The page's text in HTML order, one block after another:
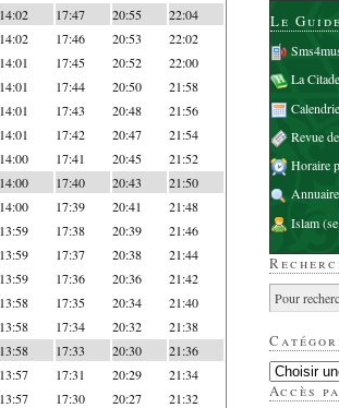
14:02 17:47 20:55 22:04
14:02 17:46 20:53 22:02
14:01 17:45 20:52 22:00
14:01 17:44 20:50 21:58
14:01 17:43 20:48 21:56
14:01 17:42 20:47 21:54
14:00 17:41 20:45 21:52
14:00 17:40 20:43 21:50
14:00 17:39 20:41 21:48
13:59 17:38 20:39 21:46
13:59 17:37 20:38 21:44
13:59 17:36 20:36 21:42
13:58 17:35 20:34 21:40
13:58 17:34 20:32 21:38
13:58 17:33 20:30 21:36
13:57 17:31 20:29 21:34
13:57 17:30 20:27 21:32
Le
La
Revue
Horaire
Islam
Accès